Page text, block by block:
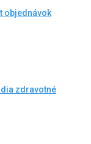
objednávok
zdravotné